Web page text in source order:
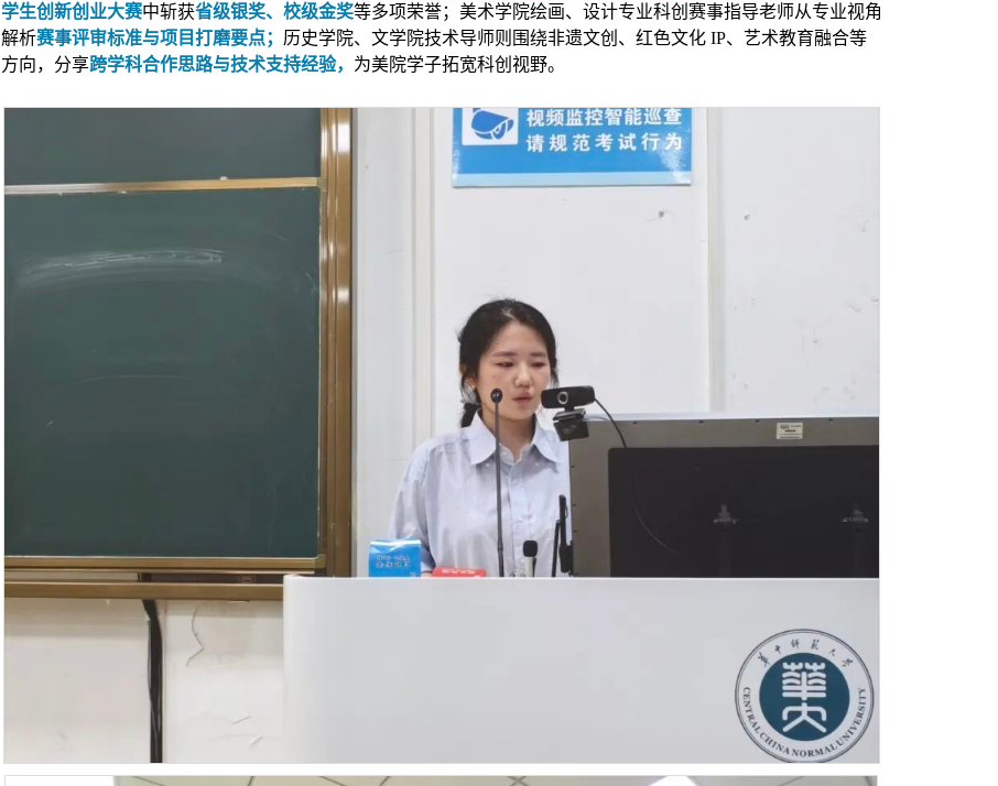
学生创新创业大赛中斩获省级银奖、校级金奖等多项荣誉；美术学院绘画、设计专业科创赛事指导老师从专业视角
解析赛事评审标准与项目打磨要点； 历史学院、文学院技术导师则围绕非遗文创、红色文化 IP、艺术教育融合等
方向，分享跨学科合作思路与技术支持经验， 为美院学子拓宽科创视野。